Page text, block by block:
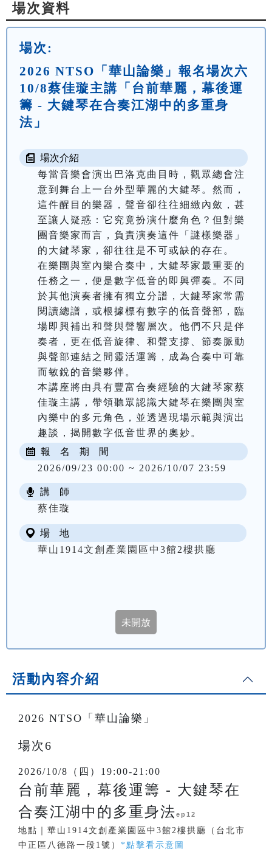
場次資料
場次:
2026 NTSO「華山論樂」報名場次六
10/8蔡佳璇主講「台前華麗，幕後運
籌 - 大鍵琴在合奏江湖中的多重身
法」
場次介紹
每當音樂會演出巴洛克曲目時，觀眾總會注
意到舞台上一台外型華麗的大鍵琴。然而，
這件醒目的樂器，聲音卻往往細緻內斂，甚
至讓人疑惑：它究竟扮演什麼角色？但對樂
團音樂家而言，負責演奏這件「謎樣樂器」
的大鍵琴家，卻往往是不可或缺的存在。
在樂團與室內樂合奏中，大鍵琴家最重要的
任務之一，便是數字低音的即興彈奏。不同
於其他演奏者擁有獨立分譜，大鍵琴家常需
閱讀總譜，或根據標有數字的低音聲部，臨
場即興補出和聲與聲響層次。他們不只是伴
奏者，更在低音旋律、和聲支撐、節奏脈動
與聲部連結之間靈活運籌，成為合奏中可靠
而敏銳的音樂夥伴。
本講座將由具有豐富合奏經驗的大鍵琴家蔡
佳璇主講，帶領聽眾認識大鍵琴在樂團與室
內樂中的多元角色，並透過現場示範與演出
趣談，揭開數字低音世界的奧妙。
報 名 期 間
2026/09/23 00:00 ~ 2026/10/07 23:59
講 師
蔡佳璇
場 地
華山1914文創產業園區中3館2樓拱廳
活動內容介紹
2026 NTSO「華山論樂」
場次6
2026/10/8（四）19:00-21:00
台前華麗，幕後運籌 - 大鍵琴在
合奏江湖中的多重身法ep12
地點｜華山1914文創產業園區中3館2樓拱廳（台北市
中正區八德路一段1號） *點擊看示意圖